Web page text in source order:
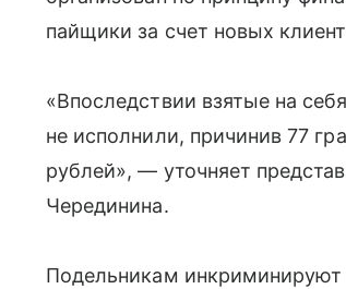
пайщики за счет новых
«Впоследствии взятые на
не исполнили, причинив 77
рублей», — уточняет
Черединина.
Подельникам